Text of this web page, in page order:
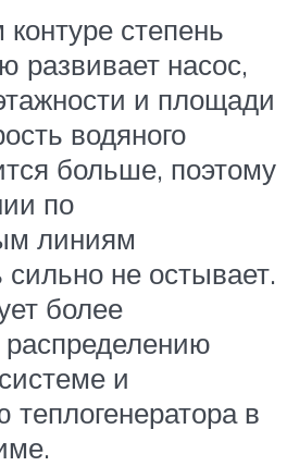
степень
развивает насос,
и площади
водяного
больше, поэтому
по
линиям
сильно не остывает.
более
и
теплогенератора в